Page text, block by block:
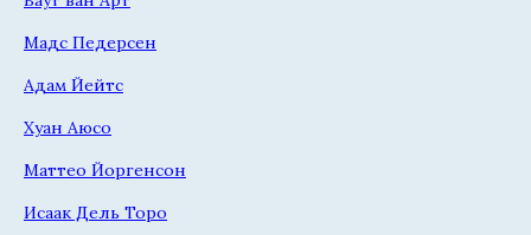
Мадс Педерсен
Адам Йейтс
Хуан Аюсо
Маттео Йоргенсон
Исаак Дель Торо